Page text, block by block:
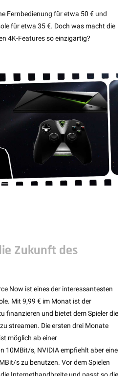
Fernbedienung für etwa 50 € und
für etwa 35 €. Doch was macht die
4K-Features so einzigartig?
Zukunft des
Now ist eines der interessantesten
Mit 9,99 € im Monat ist der
finanzieren und bietet dem Spieler die
streamen. Die ersten drei Monate
möglich ab einer
10MBit/s, NVIDIA empfiehlt aber eine
s zu benutzen. Vor dem Spielen